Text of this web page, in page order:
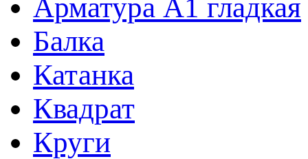
Арматура А1 гладкая
Балка
Катанка
Квадрат
Круги